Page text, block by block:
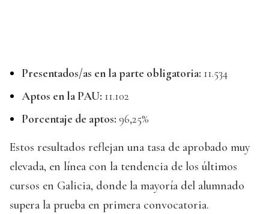
Presentados/as en la parte obligatoria: 11.534
Aptos en la PAU: 11.102
Porcentaje de aptos: 96,25%
Estos resultados reflejan una tasa de aprobado muy
elevada, en línea con la tendencia de los últimos
cursos en Galicia, donde la mayoría del alumnado
supera la prueba en primera convocatoria.